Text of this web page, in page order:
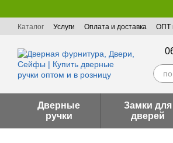
Каталог Услуги Оплата и доставка ОПТ
Дверные
ручки
Замки для
дверей